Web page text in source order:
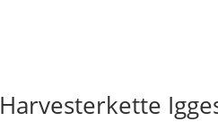
Harvesterkette